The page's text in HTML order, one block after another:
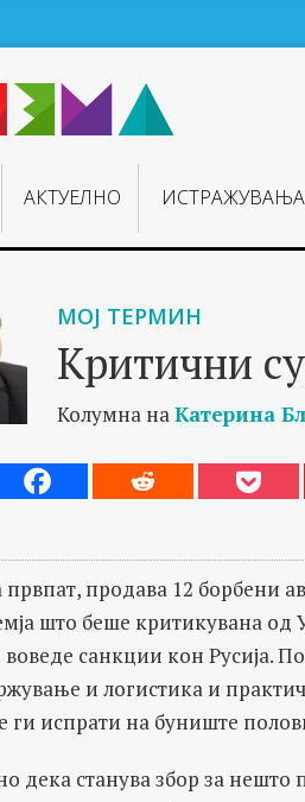
АКТУЕЛНО ИСТРАЖУВАЊA
МОЈ ТЕРМИН
Критични
Колумна наКатерина
првпат, продава 12 борбени
што беше критикувана од
воведе санкции кон Русија.
и логистика и
ги испрати на буниште
дека станува збор за